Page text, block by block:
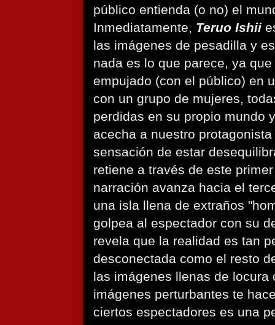
público entienda (o no) el
Inmediatamente, Teruo Ishii
las imágenes de pesadilla y
nada es lo que parece, ya
empujado (con el público) en
con un grupo de mujeres,
perdidas en su propio mundo
acecha a nuestro
sensación de estar
retiene a través de este
narración avanza hacia el
una isla llena de extraños
golpea al espectador con su
revela que la realidad es tan
desconectada como el resto
las imágenes llenas de
imágenes perturbantes te
ciertos espectadores es una